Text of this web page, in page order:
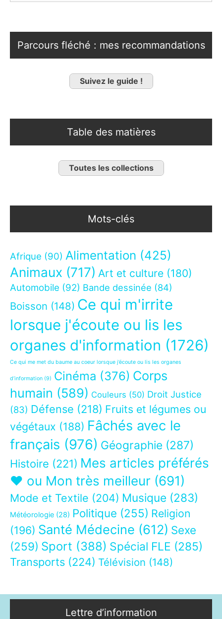
Parcours fléché : mes recommandations
Suivez le guide !
Table des matières
Toutes les collections
Mots-clés
Afrique (90) Alimentation (425)
Animaux (717) Art et culture (180)
Automobile (92) Bande dessinée (84)
Boisson (148) Ce qui m'irrite
lorsque j'écoute ou lis les
organes d'information (1726)
Ce qui me met du baume au coeur lorsque j’écoute ou lis les organes
d’information (9) Cinéma (376) Corps
humain (589) Couleurs (50) Droit Justice
(83) Défense (218) Fruits et légumes ou
végétaux (188) Fâchés avec le
français (976) Géographie (287)
Histoire (221) Mes articles préférés
❤ ou Mon très meilleur (691)
Mode et Textile (204) Musique (283)
Météorologie (28) Politique (255) Religion
(196) Santé Médecine (612) Sexe
(259) Sport (388) Spécial FLE (285)
Transports (224) Télévision (148)
Lettre d’information